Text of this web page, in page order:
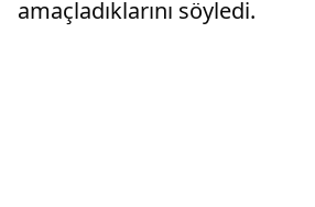
amaçladıklarını söyledi.